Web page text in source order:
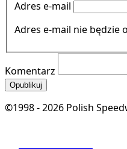
Adres e-mail
Adres e-mail nie będzie
Komentarz
Opublikuj
©1998 - 2026 Polish